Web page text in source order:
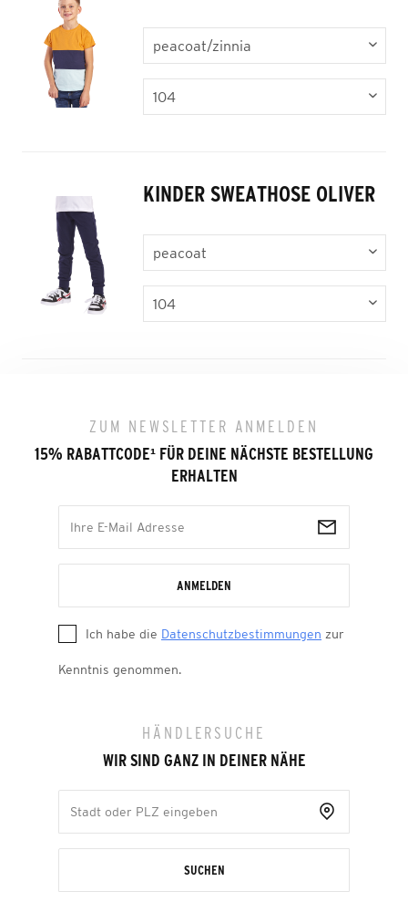
KINDER SWEATHOSE OLIVER
ZUM NEWSLETTER ANMELDEN
15% RABATTCODE¹ FÜR DEINE NÄCHSTE BESTELLUNG
ERHALTEN
ANMELDEN
Ich habe die Datenschutzbestimmungen zur
Kenntnis genommen.
HÄNDLERSUCHE
WIR SIND GANZ IN DEINER NÄHE
SUCHEN